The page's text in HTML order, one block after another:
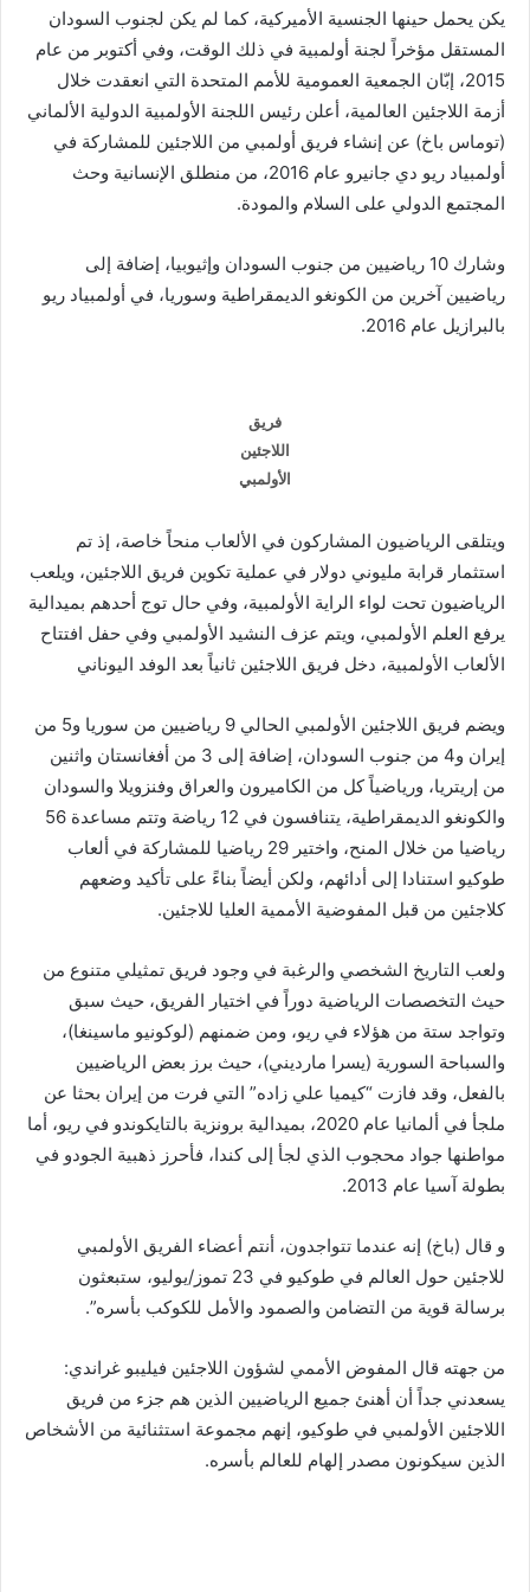
يكن يحمل حينها الجنسية الأميركية، كما لم يكن لجنوب السودان
المستقل مؤخراً لجنة أولمبية في ذلك الوقت، وفي أكتوبر من عام
2015، إبّان الجمعية العمومية للأمم المتحدة التي انعقدت خلال
أزمة اللاجئين العالمية، أعلن رئيس اللجنة الأولمبية الدولية الألماني
(توماس باخ) عن إنشاء فريق أولمبي من اللاجئين للمشاركة في
أولمبياد ريو دي جانيرو عام 2016، من منطلق الإنسانية وحث
المجتمع الدولي على السلام والمودة.
وشارك 10 رياضيين من جنوب السودان وإثيوبيا، إضافة إلى
رياضيين آخرين من الكونغو الديمقراطية وسوريا، في أولمبياد ريو
بالبرازيل عام 2016.
فريق
اللاجئين
الأولمبي
ويتلقى الرياضيون المشاركون في الألعاب منحاً خاصة، إذ تم
استثمار قرابة مليوني دولار في عملية تكوين فريق اللاجئين، ويلعب
الرياضيون تحت لواء الراية الأولمبية، وفي حال توج أحدهم بميدالية
يرفع العلم الأولمبي، ويتم عزف النشيد الأولمبي وفي حفل افتتاح
الألعاب الأولمبية، دخل فريق اللاجئين ثانياً بعد الوفد اليوناني
ويضم فريق اللاجئين الأولمبي الحالي 9 رياضيين من سوريا و5 من
إيران و4 من جنوب السودان، إضافة إلى 3 من أفغانستان واثنين
من إريتريا، ورياضياً كل من الكاميرون والعراق وفنزويلا والسودان
والكونغو الديمقراطية، يتنافسون في 12 رياضة وتتم مساعدة 56
رياضيا من خلال المنح، واختير 29 رياضيا للمشاركة في ألعاب
طوكيو استنادا إلى أدائهم، ولكن أيضاً بناءً على تأكيد وضعهم
كلاجئين من قبل المفوضية الأممية العليا للاجئين.
ولعب التاريخ الشخصي والرغبة في وجود فريق تمثيلي متنوع من
حيث التخصصات الرياضية دوراً في اختيار الفريق، حيث سبق
وتواجد ستة من هؤلاء في ريو، ومن ضمنهم (لوكونيو ماسينغا)،
والسباحة السورية (يسرا مارديني)، حيث برز بعض الرياضيين
بالفعل، وقد فازت “كيميا علي زاده” التي فرت من إيران بحثا عن
ملجأ في ألمانيا عام 2020، بميدالية برونزية بالتايكوندو في ريو، أما
مواطنها جواد محجوب الذي لجأ إلى كندا، فأحرز ذهبية الجودو في
بطولة آسيا عام 2013.
و قال (باخ) إنه عندما تتواجدون، أنتم أعضاء الفريق الأولمبي
للاجئين حول العالم في طوكيو في 23 تموز/يوليو، ستبعثون
برسالة قوية من التضامن والصمود والأمل للكوكب بأسره”.
من جهته قال المفوض الأممي لشؤون اللاجئين فيليبو غراندي:
يسعدني جداً أن أهنئ جميع الرياضيين الذين هم جزء من فريق
اللاجئين الأولمبي في طوكيو، إنهم مجموعة استثنائية من الأشخاص
الذين سيكونون مصدر إلهام للعالم بأسره.